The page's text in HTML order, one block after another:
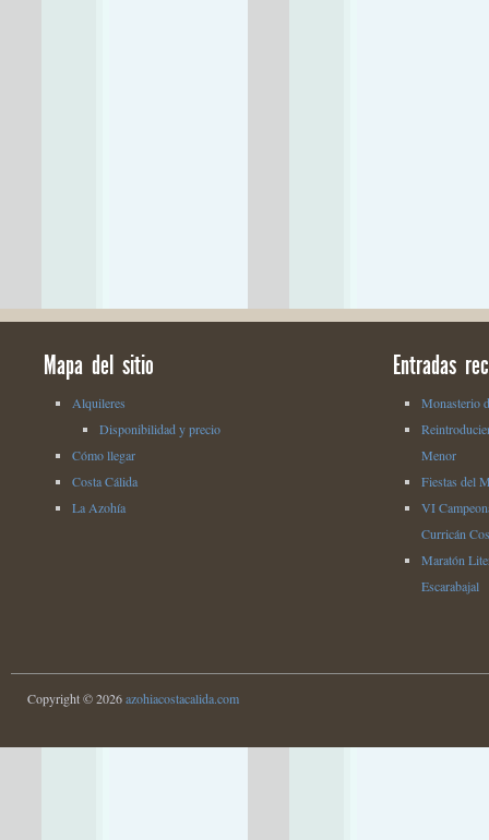
Mapa del sitio
Alquileres
Disponibilidad y precio
Cómo llegar
Costa Cálida
La Azohía
Entradas
Monasterio
Menor
Fiestas del
VI
Curricán
Maratón
Escarabajal
Copyright © 2026azohiacostacalida.com